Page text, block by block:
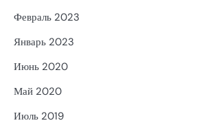
Февраль 2023
Январь 2023
Июнь 2020
Май 2020
Июль 2019